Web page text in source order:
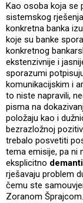
Kao osoba koja se
sistemskog
konkretna banka
koje su banke
konkretnog
ekstenzivnije i
sporazumi
komunikacijskim i
to niste napravili,
pisma na
položaju kao i
bezrazložnoj
trebalo posvetiti
tema emisije, pa ni
eksplicitno
rješavaju problem
čemu ste
Zoranom